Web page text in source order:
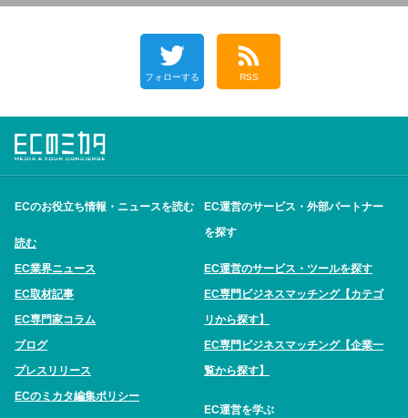
フォローする RSS
ECのお役立ち情報・ニュースを読む
読む
EC業界ニュース
EC取材記事
EC専門家コラム
ブログ
プレスリリース
ECのミカタ編集ポリシー
EC運営のサービス・外部パートナー
を探す
EC運営のサービス・ツールを探す
EC専門ビジネスマッチング【カテゴ
リから探す】
EC専門ビジネスマッチング【企業一
覧から探す】
EC運営を学ぶ